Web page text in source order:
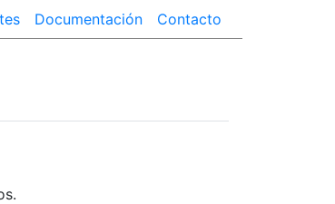
Documentación Contacto